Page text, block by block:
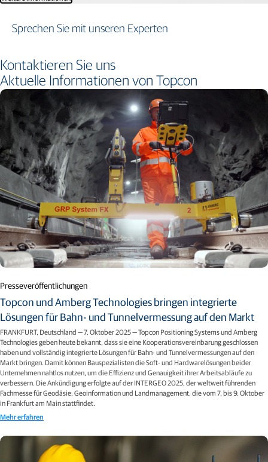
Sprechen Sie mit unseren Experten
Kontaktieren Sie uns
Aktuelle Informationen von Topcon
Presseveröffentlichungen
Topcon und Amberg Technologies bringen integrierte
Lösungen für Bahn- und Tunnelvermessung auf den Markt
FRANKFURT, Deutschland — 7. Oktober 2025 — Topcon Positioning Systems und Amberg
Technologies geben heute bekannt, dass sie eine Kooperationsvereinbarung geschlossen
haben und vollständig integrierte Lösungen für Bahn- und Tunnelvermessungen auf den
Markt bringen. Damit können Bauspezialisten die Soft- und Hardwarelösungen beider
Unternehmen nahtlos nutzen, um die Effizienz und Genauigkeit ihrer Arbeitsabläufe zu
verbessern. Die Ankündigung erfolgte auf der INTERGEO 2025, der weltweit führenden
Fachmesse für Geodäsie, Geoinformation und Landmanagement, die vom 7. bis 9. Oktober
in Frankfurt am Main stattfindet.
Mehr erfahren